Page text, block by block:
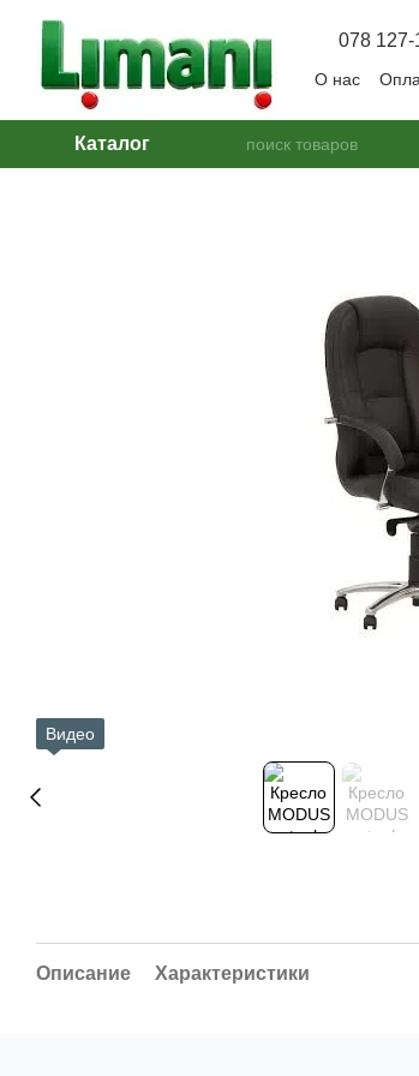
Перейти к основному контенту
078 127-
О нас
Каталог
Видео
Описание Характеристики